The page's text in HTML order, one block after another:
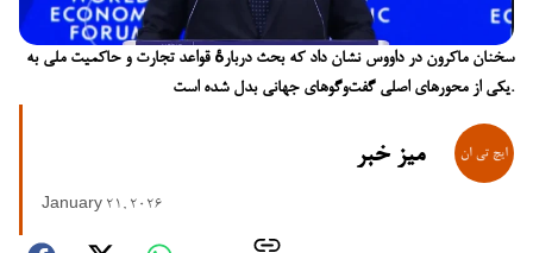
سخنان ماکرون در داووس نشان داد که بحث دربارهٔ قواعد تجارت و حاکمیت ملی به
یکی از محورهای اصلی گفت‌وگوهای جهانی بدل شده است.
میز خبر
January 21, 2026